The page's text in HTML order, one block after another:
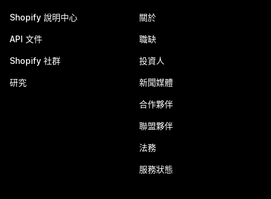
Shopify 說明中心
API 文件
Shopify 社群
研究
關於
職缺
投資人
新聞媒體
合作夥伴
聯盟夥伴
法務
服務狀態